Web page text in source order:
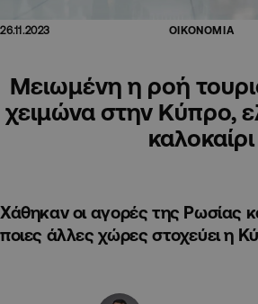
26.11.2023 ΟΙΚΟΝΟΜΙΑ
Μειωμένη η ροή
χειμώνα στην Κύπρο,
καλοκαίρι
Χάθηκαν οι αγορές της Ρωσίας
ποιες άλλες χώρες στοχεύει η